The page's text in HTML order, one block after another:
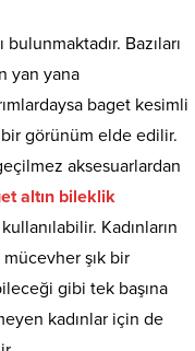
Bazıları
yan yana
baget kesimli
görünüm elde edilir.
aksesuarlardan
altın bileklik
Kadınların
mücevher şık bir
gibi tek başına
kadınlar için de